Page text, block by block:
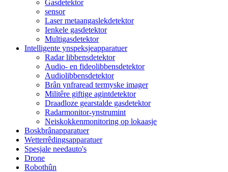
Gasdetektor
sensor
Laser metaangaslekdetektor
Ienkele gasdetektor
Multigasdetektor
Intelligente ynspeksjeapparatuer
Radar libbensdetektor
Audio- en fideolibbensdetektor
Audiolibbensdetektor
Brân ynfraread termyske imager
Militêre giftige agintdetektor
Draadloze gearstalde gasdetektor
Radarmonitor-ynstrumint
Neiskokkenmonitoring op lokaasje
Boskbrânapparatuer
Wetterrêdingsapparatuer
Spesjale needauto's
Drone
Robothûn